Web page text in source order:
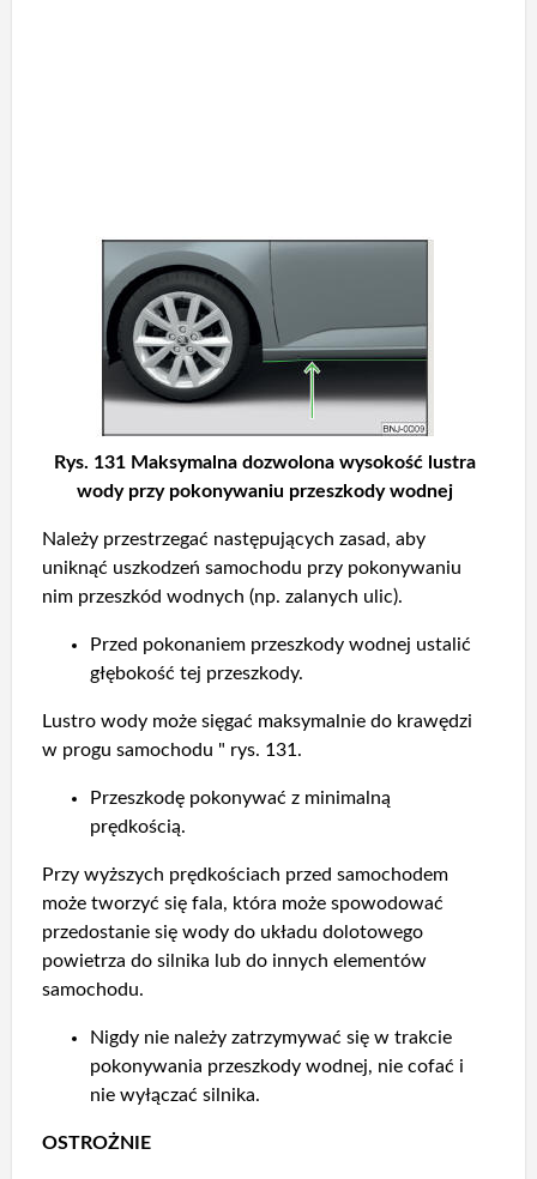
Rys. 131 Maksymalna dozwolona wysokość lustra
wody przy pokonywaniu przeszkody wodnej
Należy przestrzegać następujących zasad, aby
uniknąć uszkodzeń samochodu przy pokonywaniu
nim przeszkód wodnych (np. zalanych ulic).
Przed pokonaniem przeszkody wodnej ustalić
głębokość tej przeszkody.
Lustro wody może sięgać maksymalnie do krawędzi
w progu samochodu " rys. 131.
Przeszkodę pokonywać z minimalną
prędkością.
Przy wyższych prędkościach przed samochodem
może tworzyć się fala, która może spowodować
przedostanie się wody do układu dolotowego
powietrza do silnika lub do innych elementów
samochodu.
Nigdy nie należy zatrzymywać się w trakcie
pokonywania przeszkody wodnej, nie cofać i
nie wyłączać silnika.
OSTROŻNIE